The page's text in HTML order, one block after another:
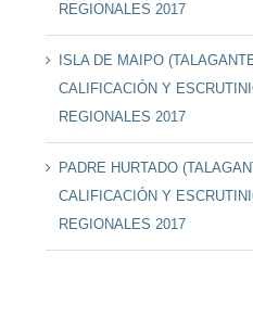
REGIONALES 2017
ISLA DE MAIPO
CALIFICACIÓN Y
REGIONALES 2017
PADRE HURTADO
CALIFICACIÓN Y
REGIONALES 2017